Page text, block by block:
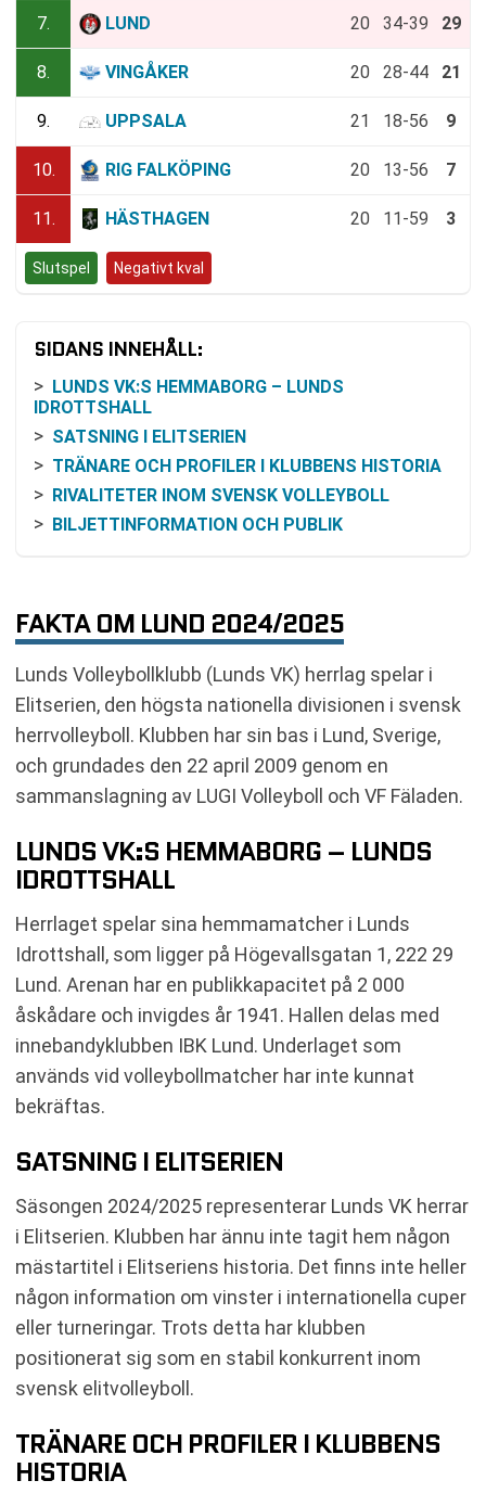
7. LUND 20 34-39 29
8. VINGÅKER 20 28-44 21
9. UPPSALA 21 18-56 9
10. RIG FALKÖPING 20 13-56 7
11. HÄSTHAGEN 20 11-59 3
Slutspel Negativt kval
SIDANS INNEHÅLL:
LUNDS VK:S HEMMABORG – LUNDS
IDROTTSHALL
SATSNING I ELITSERIEN
TRÄNARE OCH PROFILER I KLUBBENS HISTORIA
RIVALITETER INOM SVENSK VOLLEYBOLL
BILJETTINFORMATION OCH PUBLIK
FAKTA OM LUND 2024/2025
Lunds Volleybollklubb (Lunds VK) herrlag spelar i
Elitserien, den högsta nationella divisionen i svensk
herrvolleyboll. Klubben har sin bas i Lund, Sverige,
och grundades den 22 april 2009 genom en
sammanslagning av LUGI Volleyboll och VF Fäladen.
LUNDS VK:S HEMMABORG – LUNDS
IDROTTSHALL
Herrlaget spelar sina hemmamatcher i Lunds
Idrottshall, som ligger på Högevallsgatan 1, 222 29
Lund. Arenan har en publikkapacitet på 2 000
åskådare och invigdes år 1941. Hallen delas med
innebandyklubben IBK Lund. Underlaget som
används vid volleybollmatcher har inte kunnat
bekräftas.
SATSNING I ELITSERIEN
Säsongen 2024/2025 representerar Lunds VK herrar
i Elitserien. Klubben har ännu inte tagit hem någon
mästartitel i Elitseriens historia. Det finns inte heller
någon information om vinster i internationella cuper
eller turneringar. Trots detta har klubben
positionerat sig som en stabil konkurrent inom
svensk elitvolleyboll.
TRÄNARE OCH PROFILER I KLUBBENS
HISTORIA